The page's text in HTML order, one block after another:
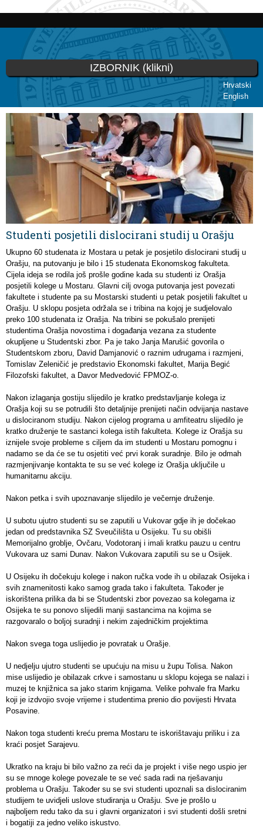
Skoči
glavni
sadržaj
Hrvatski
English
IZBORNIK (klikni)
Vi ste ovdje
Studenti posjetili dislocirani studij u Orašju
Ukupno 60 studenata iz Mostara u petak je posjetilo dislocirani studij u
Orašju, na putovanju je bilo i 15 studenata Ekonomskog fakulteta.
Cijela ideja se rodila još prošle godine kada su studenti iz Orašja
posjetili kolege u Mostaru. Glavni cilj ovoga putovanja jest povezati
fakultete i studente pa su Mostarski studenti u petak posjetili fakultet u
Orašju. U sklopu posjeta održala se i tribina na kojoj je sudjelovalo
preko 100 studenata iz Orašja. Na tribini se pokušalo prenijeti
studentima Orašja novostima i događanja vezana za studente
okupljene u Studentski zbor. Pa je tako Janja Marušić govorila o
Studentskom zboru, David Damjanović o raznim udrugama i razmjeni,
Tomislav Zeleničić je predstavio Ekonomski fakultet, Marija Begić
Filozofski fakultet, a Davor Medvedović FPMOZ-o.
Nakon izlaganja gostiju slijedilo je kratko predstavljanje kolega iz
Orašja koji su se potrudili što detaljnije prenijeti način odvijanja nastave
u dislociranom studiju. Nakon cijelog programa u amfiteatru slijedilo je
kratko druženje te sastanci kolega istih fakulteta. Kolege iz Orašja su
iznijele svoje probleme s ciljem da im studenti u Mostaru pomognu i
nadamo se da će se tu osjetiti već prvi korak suradnje. Bilo je odmah
razmjenjivanje kontakta te su se već kolege iz Orašja uključile u
humanitarnu akciju.
Nakon petka i svih upoznavanje slijedilo je večernje druženje.
U subotu ujutro studenti su se zaputili u Vukovar gdje ih je dočekao
jedan od predstavnika SZ Sveučilišta u Osijeku. Tu su obišli
Memorijalno groblje, Ovčaru, Vodotoranj i imali kratku pauzu u centru
Vukovara uz sami Dunav. Nakon Vukovara zaputili su se u Osijek.
U Osijeku ih dočekuju kolege i nakon ručka vode ih u obilazak Osijeka i
svih znamenitosti kako samog grada tako i fakulteta. Također je
iskorištena prilika da bi se Studentski zbor povezao sa kolegama iz
Osijeka te su ponovo slijedili manji sastancima na kojima se
razgovaralo o boljoj suradnji i nekim zajedničkim projektima
Nakon svega toga uslijedio je povratak u Orašje.
U nedjelju ujutro studenti se upućuju na misu u župu Tolisa. Nakon
mise uslijedio je obilazak crkve i samostanu u sklopu kojega se nalazi i
muzej te knjižnica sa jako starim knjigama. Velike pohvale fra Marku
koji je izdvojio svoje vrijeme i studentima prenio dio povijesti Hrvata
Posavine.
Nakon toga studenti kreću prema Mostaru te iskorištavaju priliku i za
kraći posjet Sarajevu.
Ukratko na kraju bi bilo važno za reći da je projekt i više nego uspio jer
su se mnoge kolege povezale te se već sada radi na rješavanju
problema u Orašju. Također su se svi studenti upoznali sa dislociranim
studijem te uvidjeli uslove studiranja u Orašju. Sve je prošlo u
najboljem redu tako da su i glavni organizatori i svi studenti došli sretni
i bogatiji za jedno veliko iskustvo.